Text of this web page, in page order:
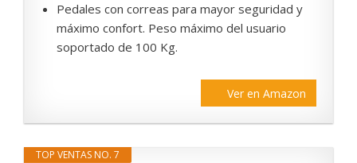
Pedales con correas para mayor seguridad y
máximo confort. Peso máximo del usuario
soportado de 100 Kg.
Ver en Amazon
TOP VENTAS NO. 7